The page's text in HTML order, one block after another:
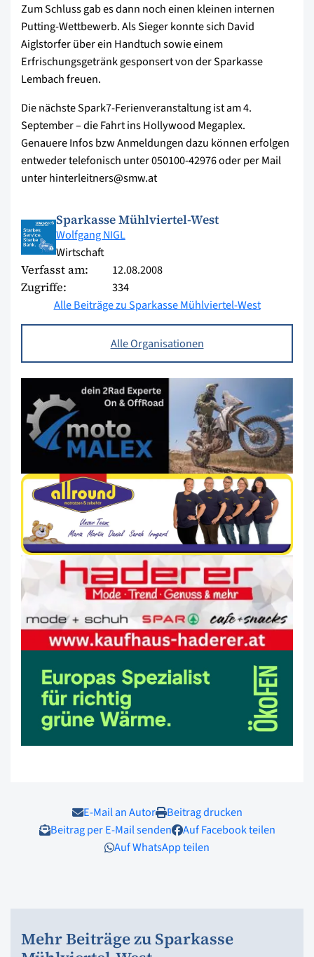
Zum Schluss gab es dann noch einen kleinen internen
Putting-Wettbewerb. Als Sieger konnte sich David
Aiglstorfer über ein Handtuch sowie einem
Erfrischungsgetränk gesponsert von der Sparkasse
Lembach freuen.
Die nächste Spark7-Ferienveranstaltung ist am 4.
September – die Fahrt ins Hollywood Megaplex.
Genauere Infos bzw Anmeldungen dazu können erfolgen
entweder telefonisch unter 050100-42976 oder per Mail
unter hinterleitners@smw.at
Sparkasse Mühlviertel-West
Wolfgang NIGL
Wirtschaft
Verfasst am: 12.08.2008
Zugriffe:
334
Alle Beiträge zu Sparkasse Mühlviertel-West
Alle Organisationen
E-Mail an Autor
Beitrag drucken
Beitrag per E-Mail senden
Auf Facebook teilen
Auf WhatsApp teilen
Mehr Beiträge zu Sparkasse